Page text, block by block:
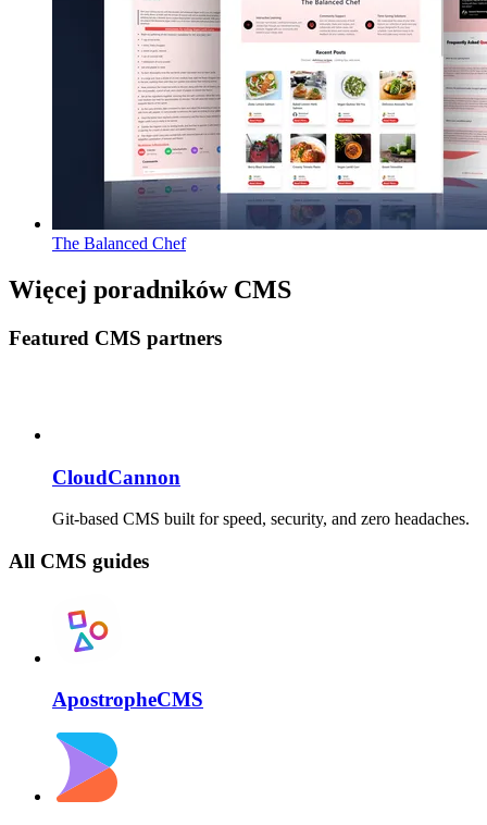
The Balanced Chef
Więcej poradników CMS
Featured CMS partners
CloudCannon
Git-based CMS built for speed, security, and zero headaches.
All CMS guides
ApostropheCMS